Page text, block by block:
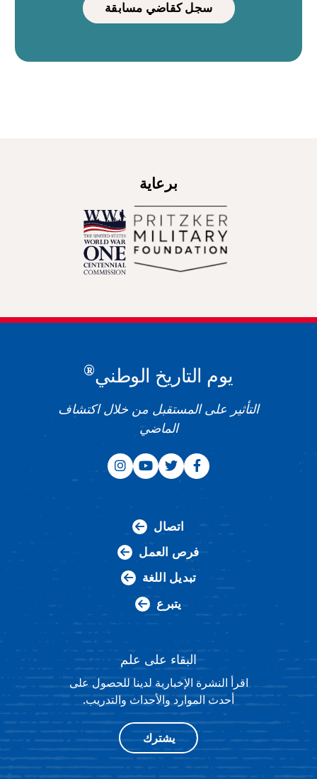
سجل كقاضي مسابقة
برعاية
يوم التاريخ الوطني®
التأثير على المستقبل من خلال اكتشاف
الماضي
اتصال
فرص العمل
تبديل اللغة
يتبرع
البقاء على علم
اقرأ النشرة الإخبارية لدينا للحصول على
أحدث الموارد والأحداث والتدريب.
يشترك